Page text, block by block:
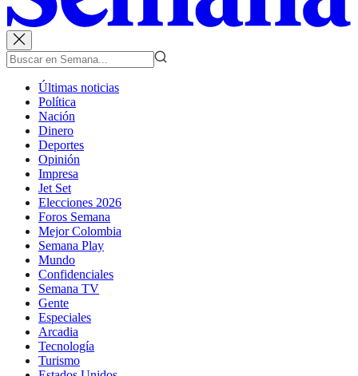
Últimas noticias
Política
Nación
Dinero
Deportes
Opinión
Impresa
Jet Set
Elecciones 2026
Foros Semana
Mejor Colombia
Semana Play
Mundo
Confidenciales
Semana TV
Gente
Especiales
Arcadia
Tecnología
Turismo